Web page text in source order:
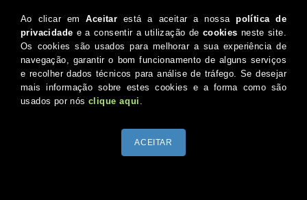
Criação de Sites
Logótipos e Estacionários
SEO e Redes Sociais
Siga-nos aqui...
Facebook
Canal do Youtube